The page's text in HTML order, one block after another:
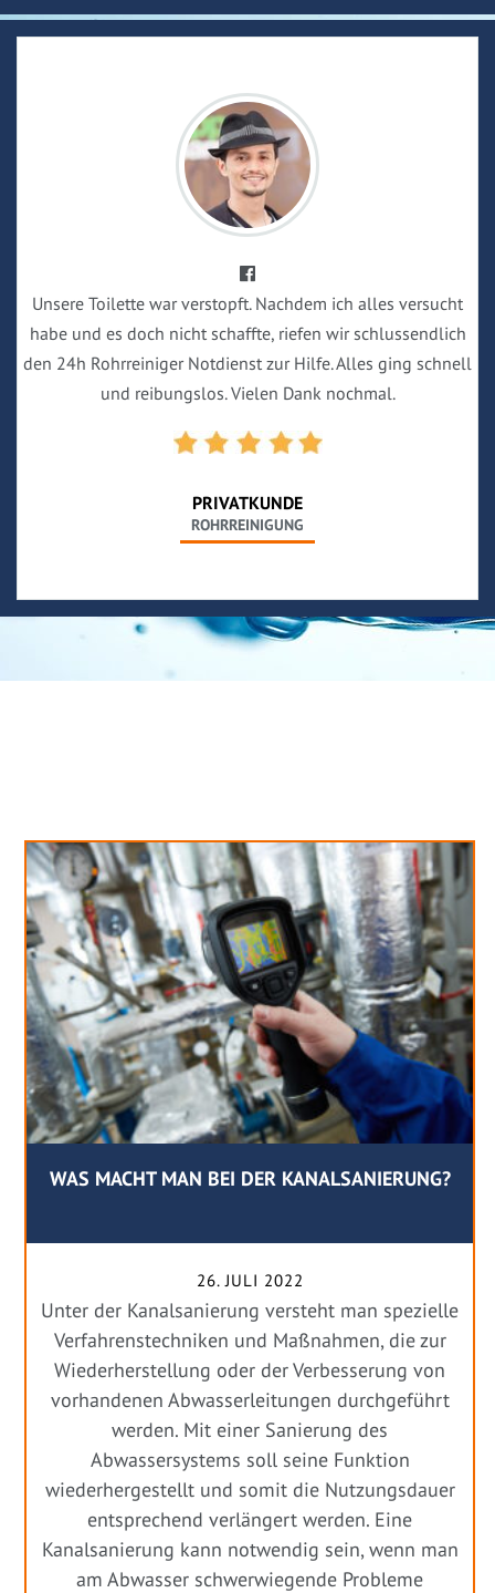
Unsere Toilette war verstopft. Nachdem ich alles versucht
habe und es doch nicht schaffte, riefen wir schlussendlich
den 24h Rohrreiniger Notdienst zur Hilfe. Alles ging schnell
und reibungslos. Vielen Dank nochmal.
PRIVATKUNDE
ROHRREINIGUNG
WAS MACHT MAN BEI DER KANALSANIERUNG?
26. JULI 2022
Unter der Kanalsanierung versteht man spezielle
Verfahrenstechniken und Maßnahmen, die zur
Wiederherstellung oder der Verbesserung von
vorhandenen Abwasserleitungen durchgeführt
werden. Mit einer Sanierung des
Abwassersystems soll seine Funktion
wiederhergestellt und somit die Nutzungsdauer
entsprechend verlängert werden. Eine
Kanalsanierung kann notwendig sein, wenn man
am Abwasser schwerwiegende Probleme